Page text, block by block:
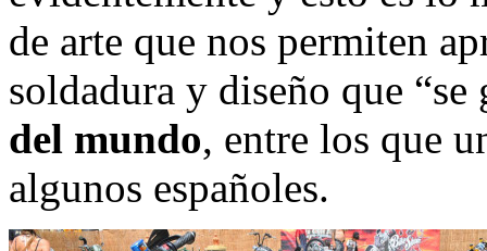
de arte que nos permiten
soldadura y diseño que “se
del mundo, entre los que
algunos españoles.